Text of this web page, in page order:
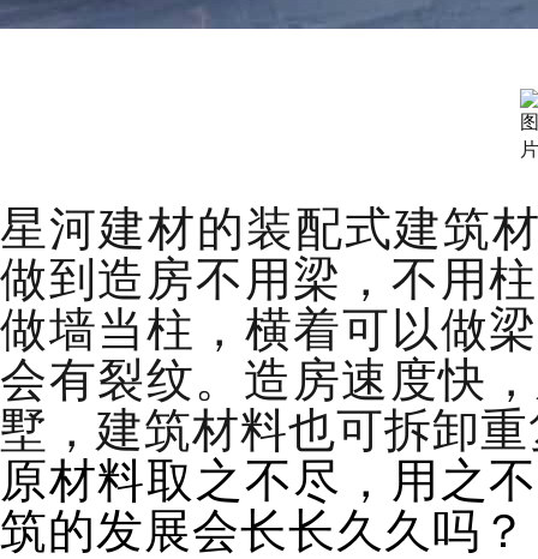
星河建材的装配式建筑
做到造房不用梁，不用
做墙当柱，横着可以做
会有裂纹。造房速度快
墅，建筑材料也可拆卸
原材料取之不尽，用之
筑的发展会长长久久吗？